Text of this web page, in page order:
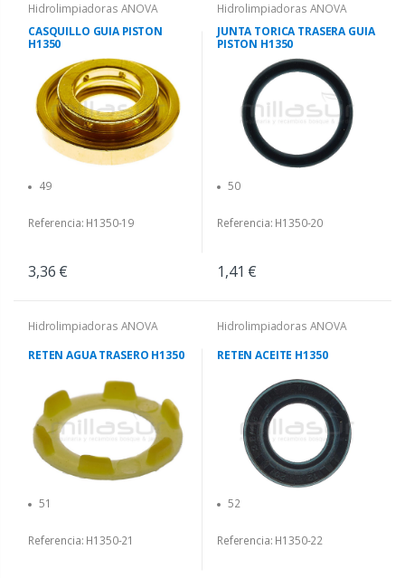
Hidrolimpiadoras ANOVA
CASQUILLO GUIA PISTON
H1350
49
Referencia: H1350-19
3,36 €
Hidrolimpiadoras ANOVA
JUNTA TORICA TRASERA GUIA
PISTON H1350
50
Referencia: H1350-20
1,41 €
Hidrolimpiadoras ANOVA
RETEN AGUA TRASERO H1350
51
Referencia: H1350-21
Hidrolimpiadoras ANOVA
RETEN ACEITE H1350
52
Referencia: H1350-22